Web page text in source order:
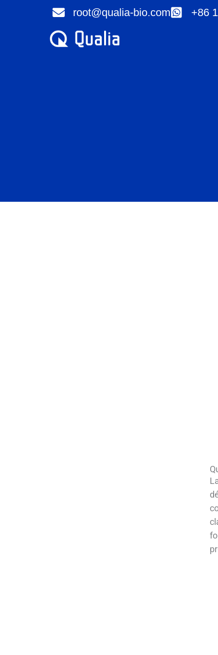
root@qualia-bio.com +86